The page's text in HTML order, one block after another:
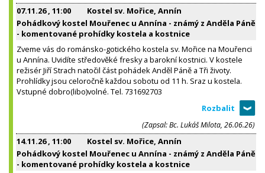
07.11.26, 11:00
Kostel sv. Mořice, Annín
Pohádkový kostel Mouřenec u Annína - známý z Anděla Páně
- komentované prohídky kostela a kostnice
Zveme vás do románsko-gotického kostela sv. Mořice na Mouřenci
u Annína. Uvidíte středověké fresky a barokní kostnici. V kostele
režisér Jiří Strach natočil část pohádek Anděl Páně a Tři životy.
Prohlídky jsou celoročně každou sobotu od 11 h. Sraz u kostela.
Vstupné dobro(libo)volné. Tel. 731692703
(Zapsal: Bc. Lukáš Milota, 26.06.26)
14.11.26, 11:00
Kostel sv. Mořice, Annín
Pohádkový kostel Mouřenec u Annína - známý z Anděla Páně
- komentované prohídky kostela a kostnice